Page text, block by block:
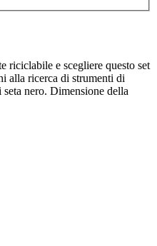
riciclabile e scegliere questo set
alla ricerca di strumenti di
nero. Dimensione della